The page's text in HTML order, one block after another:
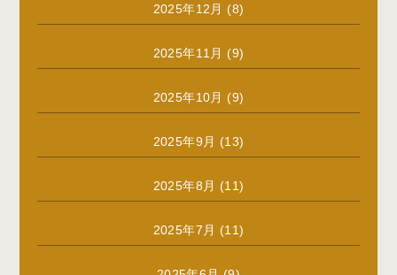
2025年12月 (8)
2025年11月 (9)
2025年10月 (9)
2025年9月 (13)
2025年8月 (11)
2025年7月 (11)